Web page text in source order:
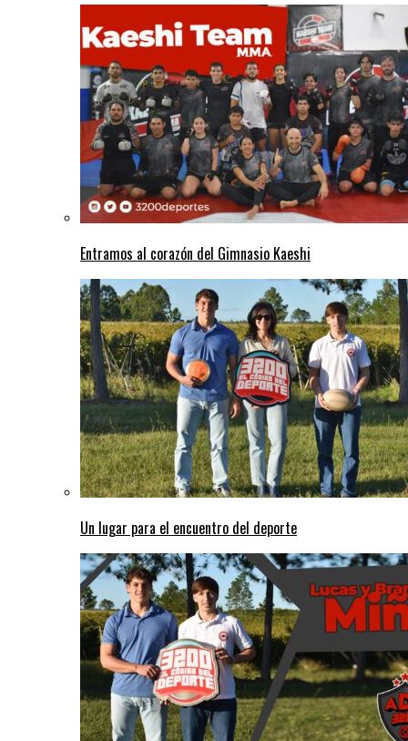
Entramos al corazón del Gimnasio Kaeshi
Un lugar para el encuentro del deporte